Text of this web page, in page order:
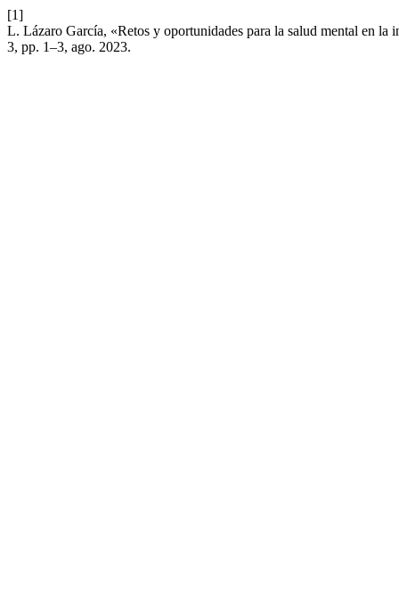
[1]
L. Lázaro García, «Retos y oportunidades para la salud mental en
3, pp. 1–3, ago. 2023.